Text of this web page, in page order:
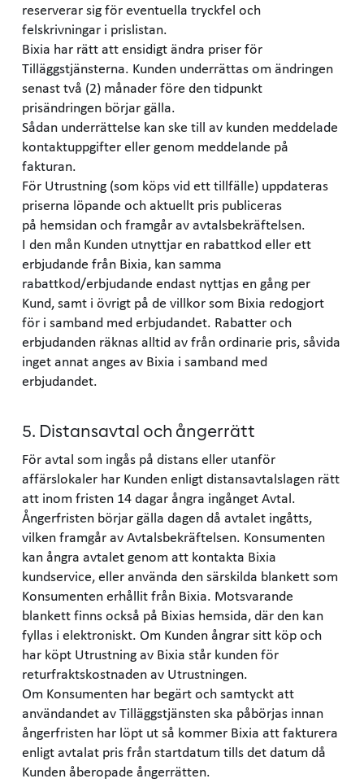
reserverar sig för eventuella tryckfel och
felskrivningar i prislistan.
Bixia har rätt att ensidigt ändra priser för
Tilläggstjänsterna. Kunden underrättas om ändringen
senast två (2) månader före den tidpunkt
prisändringen börjar gälla.
Sådan underrättelse kan ske till av kunden meddelade
kontaktuppgifter eller genom meddelande på
fakturan.
För Utrustning (som köps vid ett tillfälle) uppdateras
priserna löpande och aktuellt pris publiceras
på hemsidan och framgår av avtalsbekräftelsen.
I den mån Kunden utnyttjar en rabattkod eller ett
erbjudande från Bixia, kan samma
rabattkod/erbjudande endast nyttjas en gång per
Kund, samt i övrigt på de villkor som Bixia redogjort
för i samband med erbjudandet. Rabatter och
erbjudanden räknas alltid av från ordinarie pris, såvida
inget annat anges av Bixia i samband med
erbjudandet.
5. Distansavtal och ångerrätt
För avtal som ingås på distans eller utanför
affärslokaler har Kunden enligt distansavtalslagen rätt
att inom fristen 14 dagar ångra ingånget Avtal.
Ångerfristen börjar gälla dagen då avtalet ingåtts,
vilken framgår av Avtalsbekräftelsen. Konsumenten
kan ångra avtalet genom att kontakta Bixia
kundservice, eller använda den särskilda blankett som
Konsumenten erhållit från Bixia. Motsvarande
blankett finns också på Bixias hemsida, där den kan
fyllas i elektroniskt. Om Kunden ångrar sitt köp och
har köpt Utrustning av Bixia står kunden för
returfraktskostnaden av Utrustningen.
Om Konsumenten har begärt och samtyckt att
användandet av Tilläggstjänsten ska påbörjas innan
ångerfristen har löpt ut så kommer Bixia att fakturera
enligt avtalat pris från startdatum tills det datum då
Kunden åberopade ångerrätten.